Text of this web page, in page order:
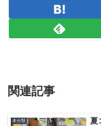
関連記事
未分類
夏